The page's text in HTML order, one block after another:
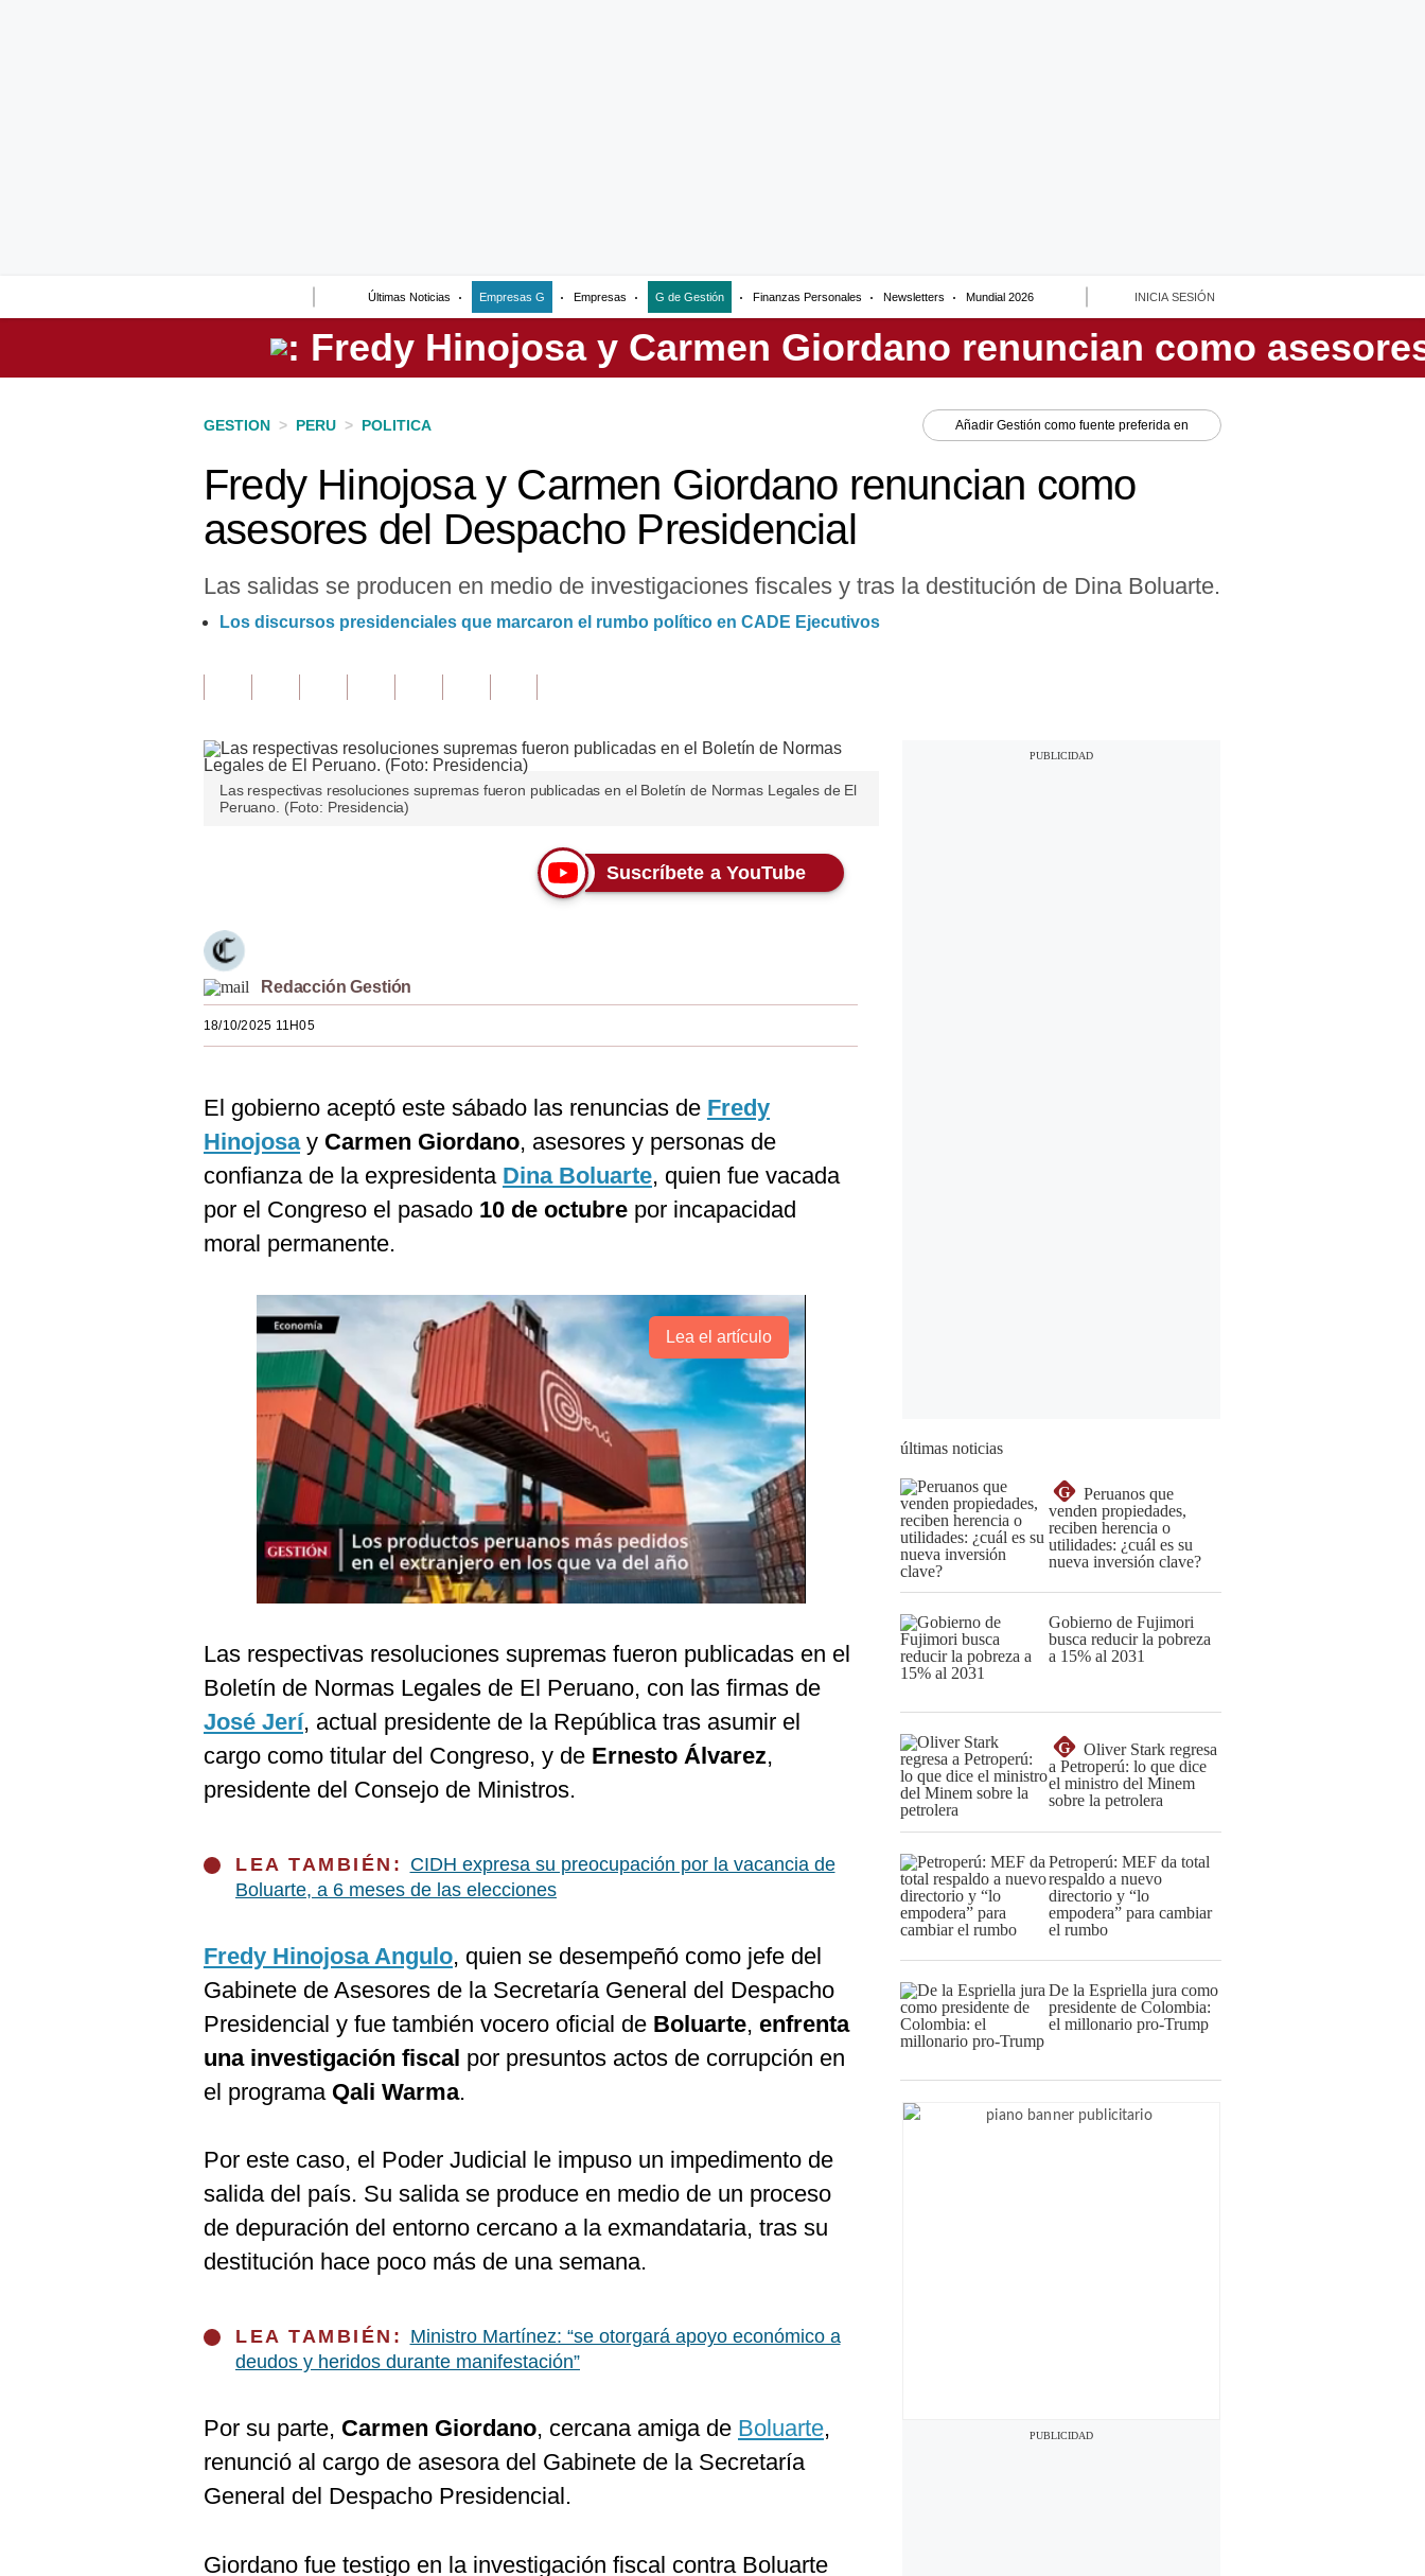
Últimas Noticias Empresas G Empresas G de Gestión Finanzas Personales Newsletters Mundial 2026 INICIA SESIÓN
Perú
GESTION > PERU > POLITICA Añadir Gestión como fuente preferida en
Fredy Hinojosa y Carmen Giordano renuncian como
asesores del Despacho Presidencial
Las salidas se producen en medio de investigaciones fiscales y tras la destitución de Dina Boluarte.
Los discursos presidenciales que marcaron el rumbo político en CADE Ejecutivos
Las respectivas resoluciones supremas fueron publicadas en el Boletín de Normas Legales de El
Peruano. (Foto: Presidencia)
Suscríbete a YouTube
Redacción Gestión
18/10/2025 11H05
El gobierno aceptó este sábado las renuncias de Fredy
Hinojosay Carmen Giordano, asesores y personas de
confianza de la expresidenta Dina Boluarte, quien fue vacada
por el Congreso el pasado 10 de octubre por incapacidad
moral permanente.
Lea el artículo
Las respectivas resoluciones supremas fueron publicadas en el
Boletín de Normas Legales de El Peruano, con las firmas de
José Jerí, actual presidente de la República tras asumir el
cargo como titular del Congreso, y de Ernesto Álvarez,
presidente del Consejo de Ministros.
LEA TAMBIÉN: CIDH expresa su preocupación por la vacancia de
Boluarte, a 6 meses de las elecciones
Fredy Hinojosa Angulo, quien se desempeñó como jefe del
Gabinete de Asesores de la Secretaría General del Despacho
Presidencial y fue también vocero oficial de Boluarte, enfrenta
una investigación fiscal por presuntos actos de corrupción en
el programa Qali Warma.
Por este caso, el Poder Judicial le impuso un impedimento de
salida del país. Su salida se produce en medio de un proceso
de depuración del entorno cercano a la exmandataria, tras su
destitución hace poco más de una semana.
LEA TAMBIÉN: Ministro Martínez: “se otorgará apoyo económico a
deudos y heridos durante manifestación”
Por su parte, Carmen Giordano, cercana amiga de Boluarte,
renunció al cargo de asesora del Gabinete de la Secretaría
General del Despacho Presidencial.
Giordano fue testigo en la investigación fiscal contra Boluarte
últimas noticias
G
Peruanos que
venden propiedades,
reciben herencia o
utilidades: ¿cuál es su
nueva inversión clave?
Gobierno de Fujimori
busca reducir la pobreza
a 15% al 2031
G
Oliver Stark regresa
a Petroperú: lo que dice
el ministro del Minem
sobre la petrolera
Petroperú: MEF da total
respaldo a nuevo
directorio y “lo
empodera” para cambiar
el rumbo
De la Espriella jura como
presidente de Colombia:
el millonario pro-Trump